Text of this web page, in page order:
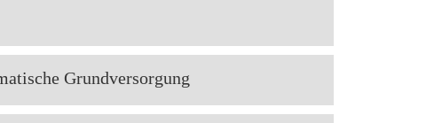
Grundversorgung